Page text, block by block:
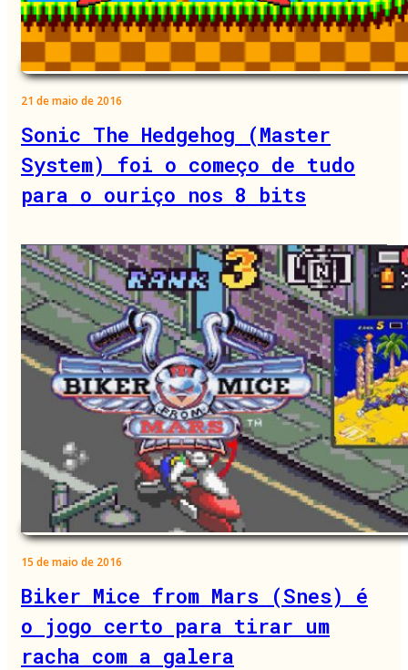
21 de maio de 2016
Sonic The Hedgehog (Master
System) foi o começo de tudo
para o ouriço nos 8 bits
15 de maio de 2016
Biker Mice from Mars (Snes) é
o jogo certo para tirar um
racha com a galera